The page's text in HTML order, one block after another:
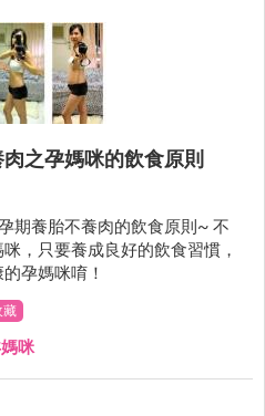
之孕媽咪的飲食原則
期養胎不養肉的飲食原則~ 不
，只要養成良好的飲食習慣，
孕媽咪唷！
藏
咪